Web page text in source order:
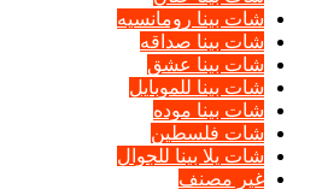
شات بينا رومانسيه
شات بينا صداقه
شات بينا عشق
شات بينا للموبايل
شات بينا موده
شات فلسطين
شات يلا بينا للجوال
غير مصنف